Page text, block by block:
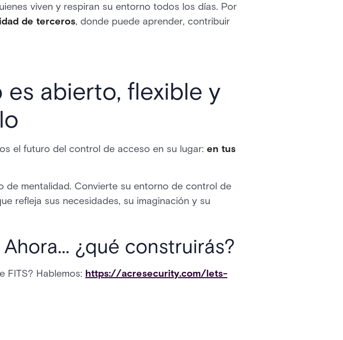
viven y respiran su entorno todos los días. Por
de terceros, donde puede aprender, contribuir
abierto, flexible y
el futuro del control de acceso en su lugar: en tus
de mentalidad. Convierte su entorno de control de
refleja sus necesidades, su imaginación y su
¿qué construirás?
FITS? Hablemos: https://acresecurity.com/lets-